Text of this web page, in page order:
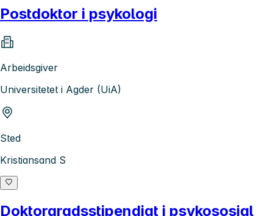
Postdoktor i psykologi
Arbeidsgiver
Universitetet i Agder (UiA)
Sted
Kristiansand S
Doktorgradsstipendiat i psykososial